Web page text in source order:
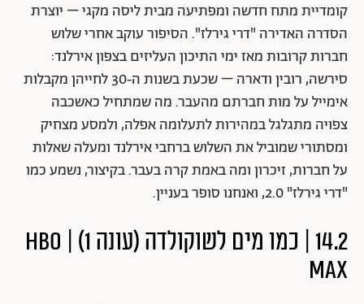
קומדיית מתח חדשה ומפתיעה מבית ליסה מקגי – יוצרת
הסדרה האדירה "דרי גירלז". הסיפור עוקב אחרי שלוש
חברות קרובות מאז ימי התיכון העליזים בצפון אירלנד:
סירשה, רובין ודארה – שכעת בשנות ה‑30 לחייהן מקבלות
אימייל על מות חברתם מהעבר. מה שמתחיל כאשכבה
צפויה מתגלגל במהירות לתעלומה אפלה, ולמסע מצחיק
ומסתורי שמוביל את השלוש ברחבי אירלנד ומעלה שאלות
על חברות, זיכרון ומה באמת קרה בעבר. בקיצור, נשמע כמו
"דרי גירלז" 2.0, ואנחנו סופר בעניין.
14.2 | כמו מים לשוקולדה (עונה 1) | HBO
max